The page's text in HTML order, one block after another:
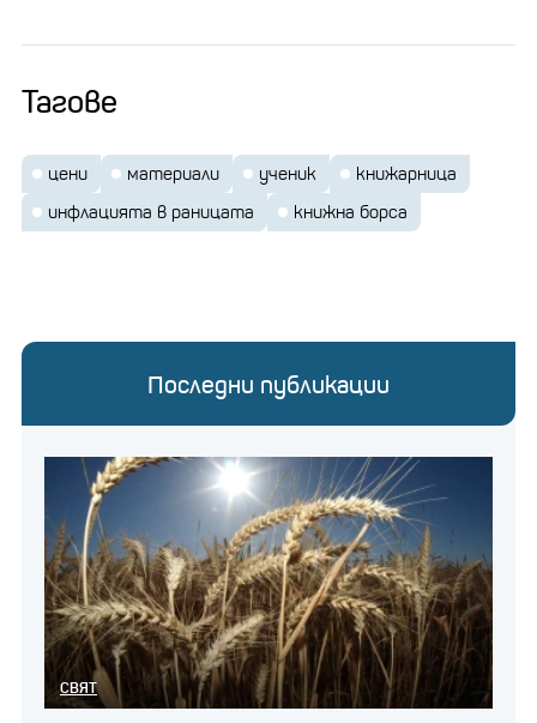
Тагове
цени материали ученик
книжарница
инфлацията в раницата
книжна борса
Последни публикации
СВЯТ